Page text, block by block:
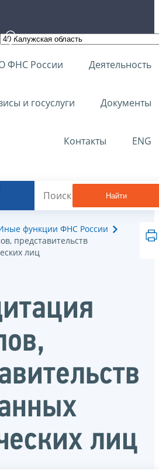
ФНС России Деятельность
и госуслуги Документы
Контакты ENG
Найти
функции ФНС России
представительств
лиц
лиц